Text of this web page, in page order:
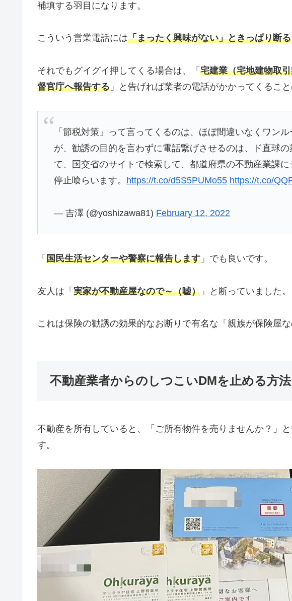
補填する羽目になります。
こういう営業電話には「まったく興味がない」ときっぱり断る
それでもグイグイ押してくる場合は、「 宅建業（宅地建物取
督官庁へ報告する 」と告げれば業者の電話がかかってくること
「節税対策」って言ってくるのは、ほぼ間違いなくワン
が、勧誘の目的を言わずに電話繋げさせるのは、ド直球
て、国交省のサイトで検索して、都道府県の不動産業課
停止喰らいます。 https://t.co/d5S5PUMo55 https://t.co/
— 吉澤 (@yoshizawa81) February 12, 2022
「 国民生活センターや警察に報告します 」でも良いです。
友人は「 実家が不動産屋なので～（嘘） 」と断っていました。
これは保険の勧誘の効果的なお断りで有名な「親族が保険屋
不動産業者からのしつこいDMを止める方法
不動産を所有していると、「ご所有物件を売りませんか？」
す。